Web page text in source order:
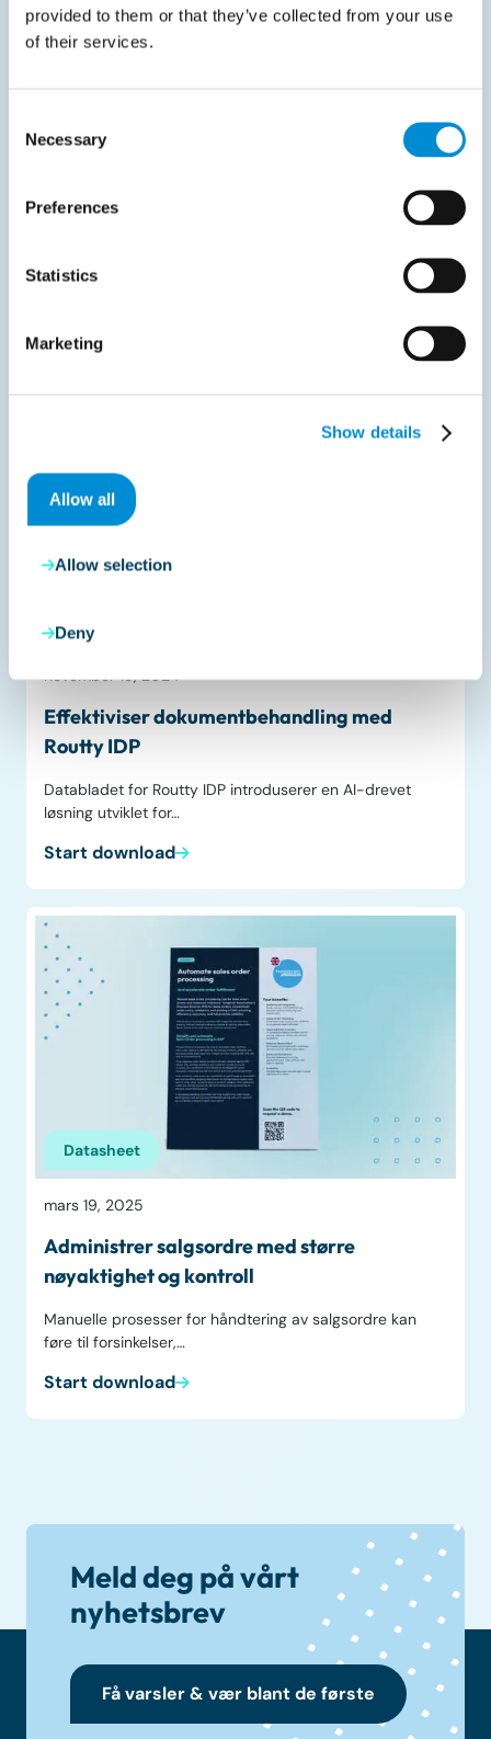
provided to them or that they’ve collected from your use
of their services.
Selection
Necessary
Preferences
Statistics
Marketing
Show details
Allow all
Allow selection
Deny
XRechnung og ZUGFeRD: Moderne
Er du klar til å forenkle etterlevelse og akselerere dine…
november 19, 2024
Effektiviser dokumentbehandling med
Routty IDP
Databladet for Routty IDP introduserer en AI-drevet
løsning utviklet for…
Start download
Datasheet
mars 19, 2025
Administrer salgsordre med større
nøyaktighet og kontroll
Manuelle prosesser for håndtering av salgsordre kan
føre til forsinkelser,…
Start download
Meld deg på vårt
nyhetsbrev
Få varsler & vær blant de første